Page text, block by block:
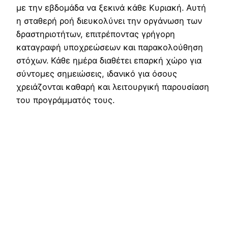
με την εβδομάδα να ξεκινά κάθε Κυριακή. Αυτή
η σταθερή ροή διευκολύνει την οργάνωση των
δραστηριοτήτων, επιτρέποντας γρήγορη
καταγραφή υποχρεώσεων και παρακολούθηση
στόχων. Κάθε ημέρα διαθέτει επαρκή χώρο για
σύντομες σημειώσεις, ιδανικό για όσους
χρειάζονται καθαρή και λειτουργική παρουσίαση
του προγράμματός τους.